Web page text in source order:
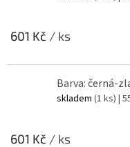
601 Kč / ks
Barva: černá-
skladem (1 ks) |
601 Kč / ks